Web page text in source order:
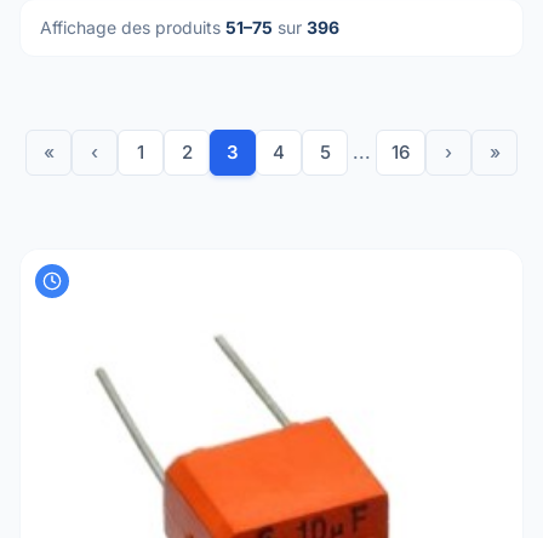
Affichage des produits 51–75 sur 396
« ‹ 1 2 3 4 5 ... 16 › »